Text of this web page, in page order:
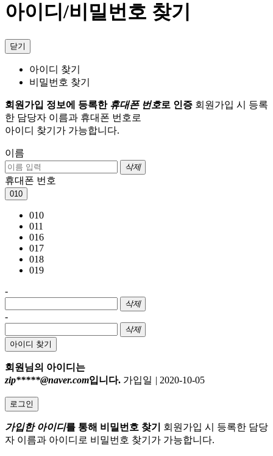
아이디/비밀번호 찾기
닫기
아이디 찾기
비밀번호 찾기
회원가입 정보에 등록한 휴대폰 번호로 인증 회원가입 시 등록
한 담당자 이름과 휴대폰 번호로
아이디 찾기가 가능합니다.
이름
삭제
휴대폰 번호
010
010
011
016
017
018
019
-
삭제
-
삭제
아이디 찾기
회원님의 아이디는
zip*****@naver.com입니다. 가입일 | 2020-10-05
로그인
가입한 아이디를 통해 비밀번호 찾기
회원가입 시 등록한 담당
자 이름과 아이디로 비밀번호 찾기가 가능합니다.